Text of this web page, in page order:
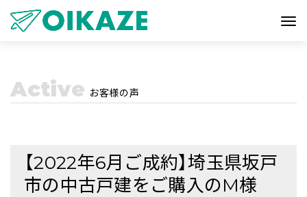
Active お客様の声
【2022年6月ご成約】埼玉県坂戸
市の中古戸建をご購入のM様